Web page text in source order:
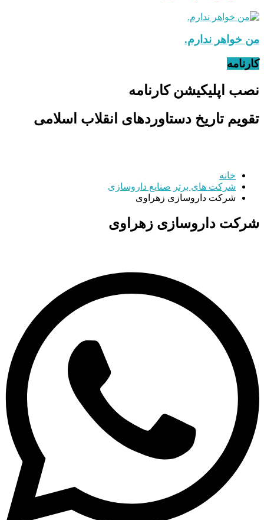
من خواهر ندارم.
کارنامه
نصب اپلیکیشن کارنامه
تقویم تاریخ دستاوردهای انقلاب اسلامی
خانه
شرکت های برتر صنایع داروسازی
شرکت داروسازی زهراوی
شرکت داروسازی زهراوی